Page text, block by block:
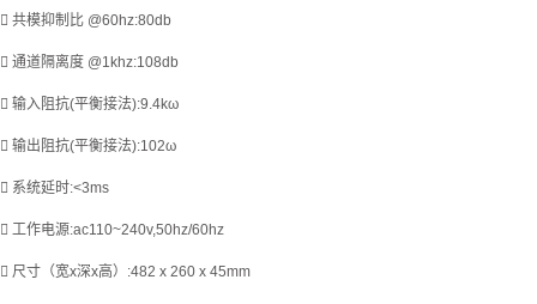
 共模抑制比 @60hz:80db
 通道隔离度 @1khz:108db
 输入阻抗(平衡接法):9.4kω
 输出阻抗(平衡接法):102ω
 系统延时:<3ms
 工作电源:ac110~240v,50hz/60hz
 尺寸（宽x深x高）:482 x 260 x 45mm